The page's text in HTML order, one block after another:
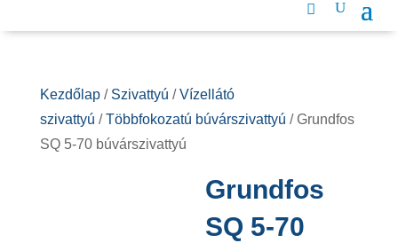
Kezdőlap/ Szivattyú /Vízellátó
szivattyú /Többfokozatú búvárszivattyú / Grundfos
SQ 5-70 búvárszivattyú
Grundfos
SQ 5-70